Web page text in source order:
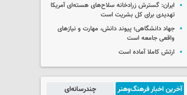
ایران: گسترش زرادخانه سلاح‌های هسته‌ای آمریکا
تهدیدی برای کل بشریت است
جهاد دانشگاهی؛ پیوند دانش، مهارت و نیازهای
واقعی جامعه است
ارتش کاملا آماده است
آخرین اخبار فرهنگ‌وهنر چندرسانه‌ای